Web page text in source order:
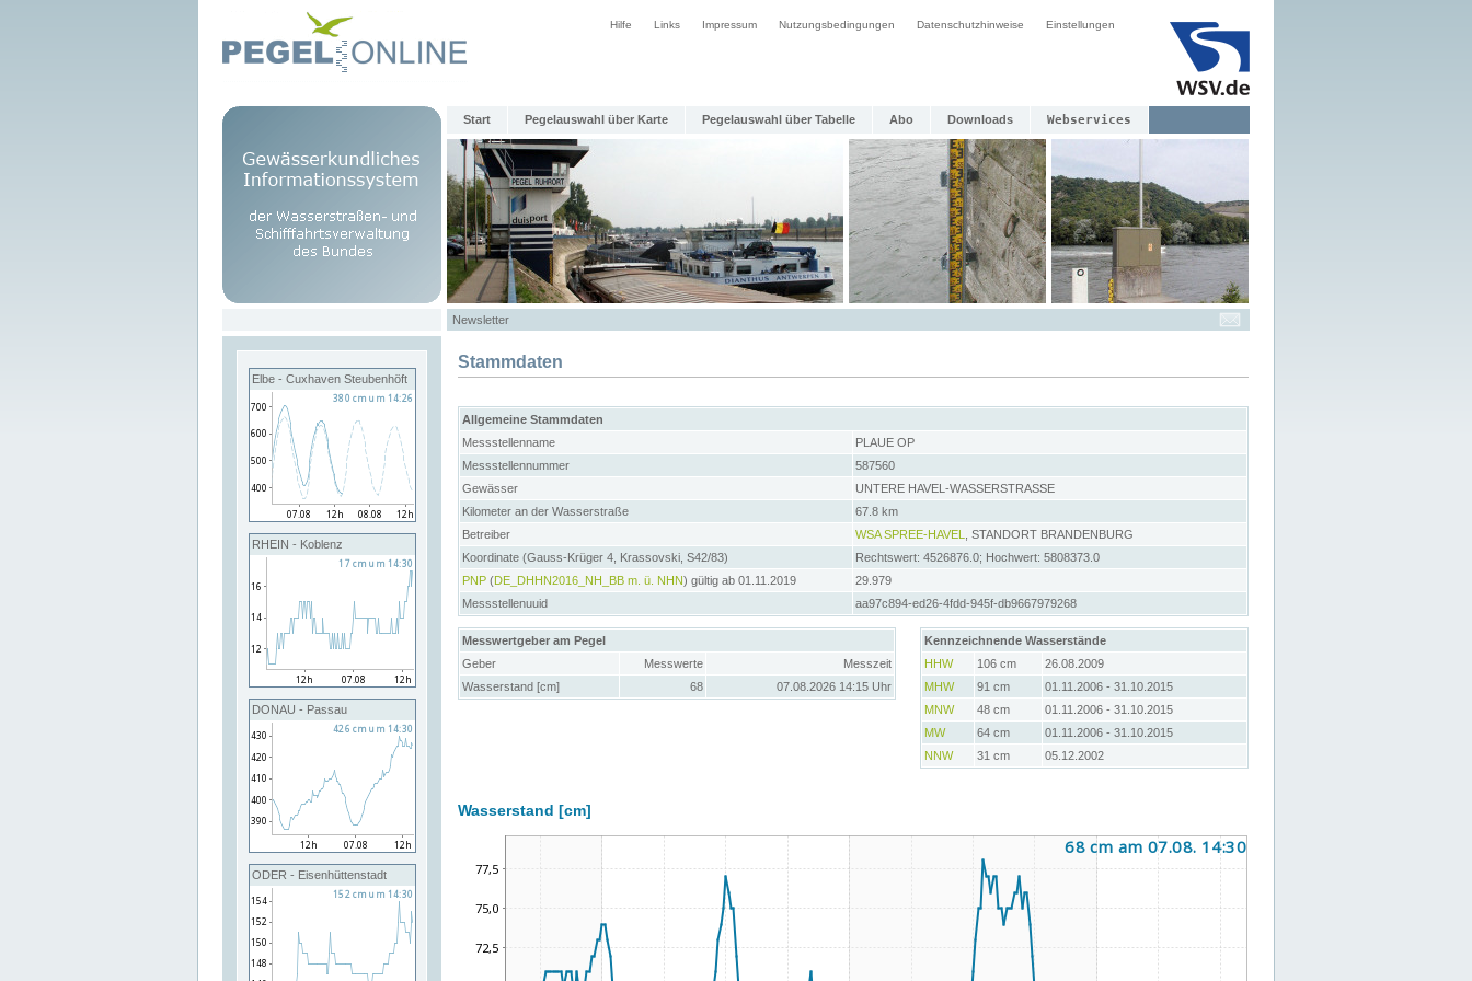
Hilfe Links Impressum Nutzungsbedingungen Datenschutzhinweise Einstellungen
Start Pegelauswahl über Karte Pegelauswahl über Tabelle Abo Downloads Webservices
Newsletter
Elbe - Cuxhaven Steubenhöft
RHEIN - Koblenz
DONAU - Passau
ODER - Eisenhüttenstadt
Stammdaten
Allgemeine Stammdaten
Messstellenname
PLAUE OP
Messstellennummer
587560
Gewässer
UNTERE HAVEL-WASSERSTRASSE
Kilometer an der Wasserstraße
67.8 km
Betreiber
WSA SPREE-HAVEL
, STANDORT BRANDENBURG
Koordinate (Gauss-Krüger 4, Krassovski, S42/83)
Rechtswert: 4526876.0; Hochwert: 5808373.0
PNP (DE_DHHN2016_NH_BB m. ü. NHN) gültig ab 01.11.2019
29.979
Messstellenuuid
aa97c894-ed26-4fdd-945f-db9667979268
Messwertgeber am Pegel
Geber
Messwerte
Messzeit
Wasserstand [cm]
68 07.08.2026 14:15 Uhr
Kennzeichnende Wasserstände
HHW
106 cm
26.08.2009
MHW
91 cm
01.11.2006 - 31.10.2015
MNW
48 cm
01.11.2006 - 31.10.2015
MW
64 cm
01.11.2006 - 31.10.2015
NNW
31 cm 05.12.2002
Wasserstand [cm]